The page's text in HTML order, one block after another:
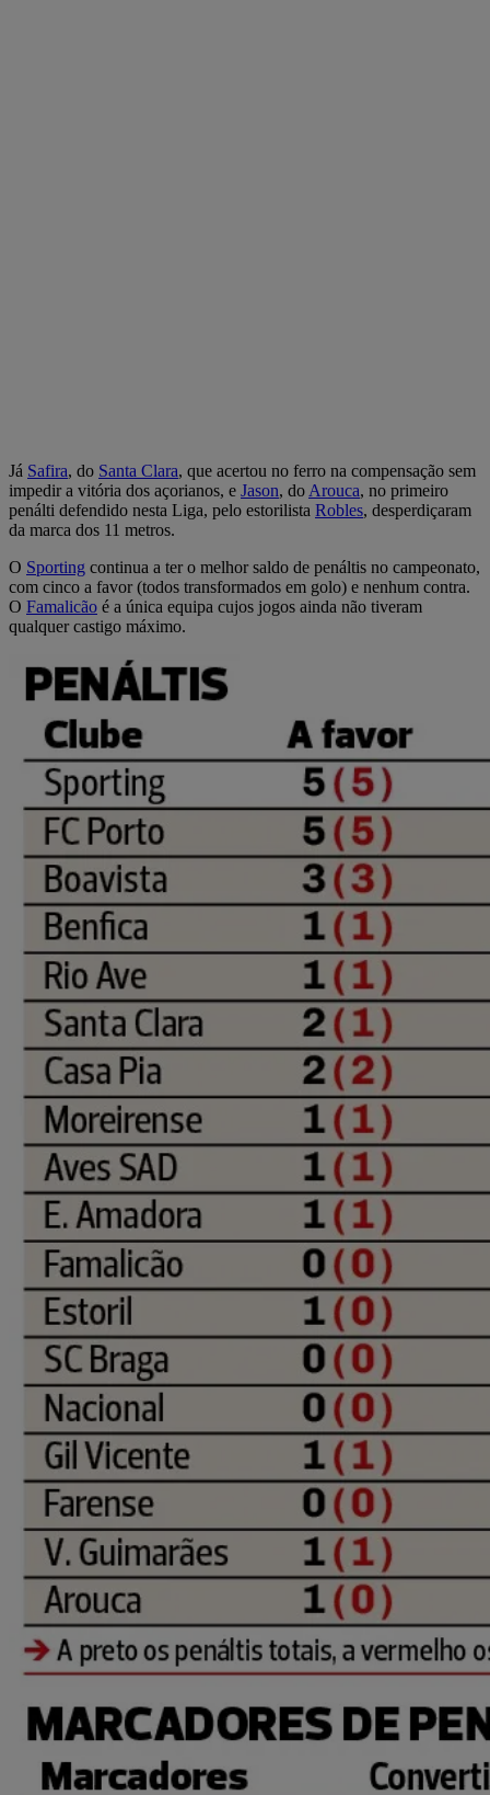
Já Safira, do Santa Clara, que acertou no ferro na compensação sem
impedir a vitória dos açorianos, e Jason, do Arouca, no primeiro
penálti defendido nesta Liga, pelo estorilista Robles, desperdiçaram
da marca dos 11 metros.
O Sporting continua a ter o melhor saldo de penáltis no campeonato,
com cinco a favor (todos transformados em golo) e nenhum contra.
O Famalicão é a única equipa cujos jogos ainda não tiveram
qualquer castigo máximo.